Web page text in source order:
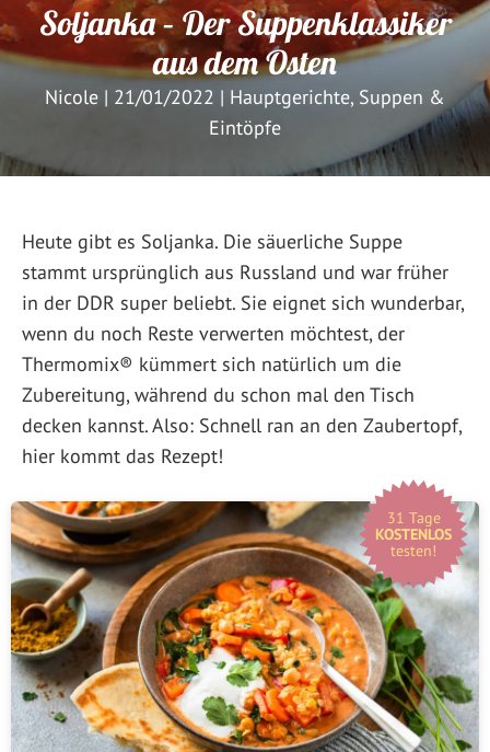
Soljanka – Der Suppenklassiker
aus dem Osten
Nicole | 21/01/2022 | Hauptgerichte, Suppen &
Eintöpfe
Heute gibt es Soljanka. Die säuerliche Suppe
stammt ursprünglich aus Russland und war früher
in der DDR super beliebt. Sie eignet sich wunderbar,
wenn du noch Reste verwerten möchtest, der
Thermomix® kümmert sich natürlich um die
Zubereitung, während du schon mal den Tisch
decken kannst. Also: Schnell ran an den Zaubertopf,
hier kommt das Rezept!
31 Tage
KOSTENLOS
testen!